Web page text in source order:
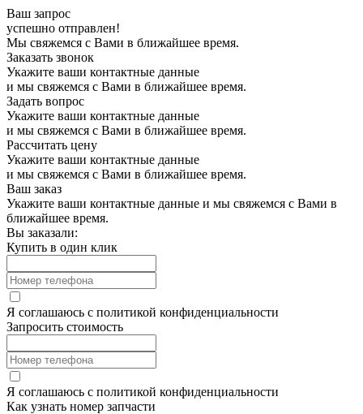
Ваш запрос
успешно отправлен!
Мы свяжемся с Вами в ближайшее время.
Заказать звонок
Укажите ваши контактные данные
и мы свяжемся с Вами в ближайшее время.
Задать вопрос
Укажите ваши контактные данные
и мы свяжемся с Вами в ближайшее время.
Рассчитать цену
Укажите ваши контактные данные
и мы свяжемся с Вами в ближайшее время.
Ваш заказ
Укажите ваши контактные данные и мы свяжемся с Вами в
ближайшее время.
Вы заказали:
Купить в один клик
Я соглашаюсь с политикой конфиденциальности
Запросить стоимость
Я соглашаюсь с политикой конфиденциальности
Как узнать номер запчасти